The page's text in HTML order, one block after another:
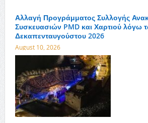
Αλλαγή Προγράμματος Συλλογής
Συσκευασιών PMD και Χαρτιού λόγω
Δεκαπενταυγούστου 2026
August 10, 2026